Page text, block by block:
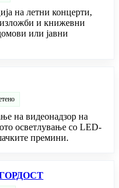
на летни концерти,
и книжевни
или јавни
на видеонадзор на
осветлување со LED-
премини.